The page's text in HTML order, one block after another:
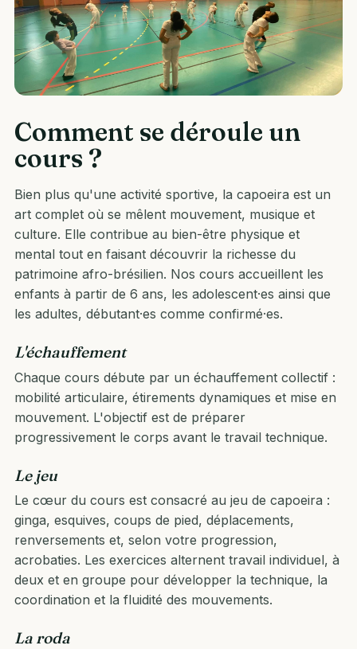
Comment se déroule un
cours ?
Bien plus qu'une activité sportive, la capoeira est un
art complet où se mêlent mouvement, musique et
culture. Elle contribue au bien-être physique et
mental tout en faisant découvrir la richesse du
patrimoine afro-brésilien. Nos cours accueillent les
enfants à partir de 6 ans, les adolescent·es ainsi que
les adultes, débutant·es comme confirmé·es.
L'échauffement
Chaque cours débute par un échauffement collectif :
mobilité articulaire, étirements dynamiques et mise en
mouvement. L'objectif est de préparer
progressivement le corps avant le travail technique.
Le jeu
Le cœur du cours est consacré au jeu de capoeira :
ginga, esquives, coups de pied, déplacements,
renversements et, selon votre progression,
acrobaties. Les exercices alternent travail individuel, à
deux et en groupe pour développer la technique, la
coordination et la fluidité des mouvements.
La roda